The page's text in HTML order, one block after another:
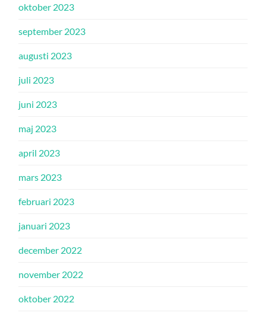
oktober 2023
september 2023
augusti 2023
juli 2023
juni 2023
maj 2023
april 2023
mars 2023
februari 2023
januari 2023
december 2022
november 2022
oktober 2022